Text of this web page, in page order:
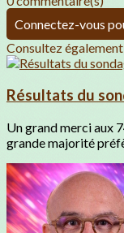
Connectez-vous
Consultez également
Résultats du
Un grand merci aux
grande majorité